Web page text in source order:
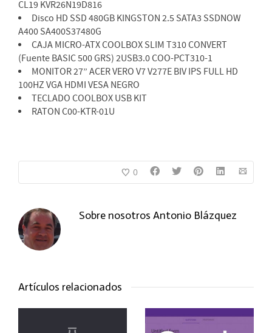
CL19 KVR26N19D816
Disco HD SSD 480GB KINGSTON 2.5 SATA3 SSDNOW
A400 SA400S37480G
CAJA MICRO-ATX COOLBOX SLIM T310 CONVERT
(Fuente BASIC 500 GRS) 2USB3.0 COO-PCT310-1
MONITOR 27” ACER VERO V7 V277E BIV IPS FULL HD
100HZ VGA HDMI VESA NEGRO
TECLADO COOLBOX USB KIT
RATON C00-KTR-01U
0
Sobre nosotros Antonio Blázquez
Artículos relacionados